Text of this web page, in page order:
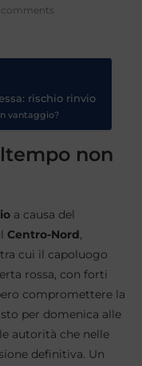
comments
rischio rinvio
vantaggio?
non
a causa del
Centro-Nord,
cui il capoluogo
rossa, con forti
compromettere la
per domenica alle
autorità che nelle
definitiva. Un